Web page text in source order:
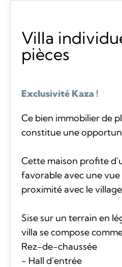
Villa
pièces
Exclusivité Kaza !
Ce bien immobilier de
constitue une
Cette maison profite
favorable avec une
proximité avec le
Sise sur un terrain en
villa se compose
Rez-de-chaussée
- Hall d'entrée